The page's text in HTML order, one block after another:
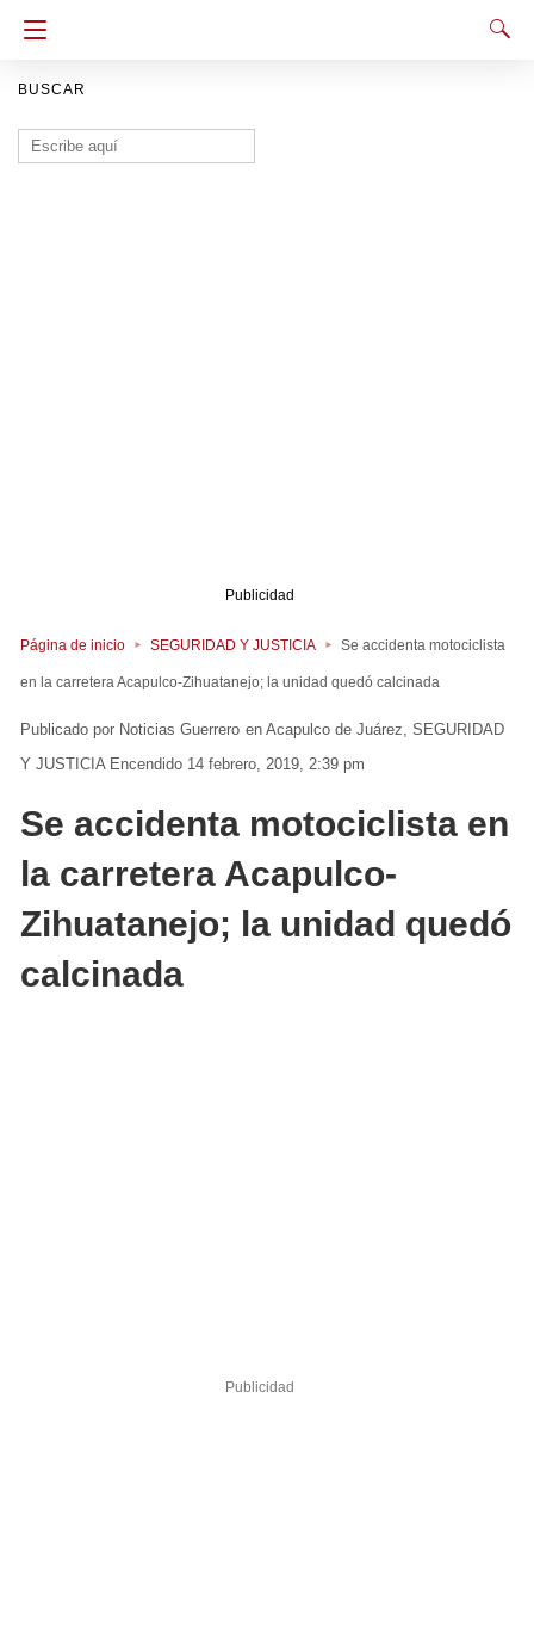
BUSCAR
Buscar:
Publicidad
Página de inicio SEGURIDAD Y JUSTICIA Se accidenta motociclista
en la carretera Acapulco-Zihuatanejo; la unidad quedó calcinada
Noticias Guerrero en Acapulco de Juárez SEGURIDAD
Y JUSTICIA Encendido 14 febrero, 2019, 2:39 pm
Se accidenta motociclista en
la carretera Acapulco-
Zihuatanejo; la unidad quedó
calcinada
Publicidad